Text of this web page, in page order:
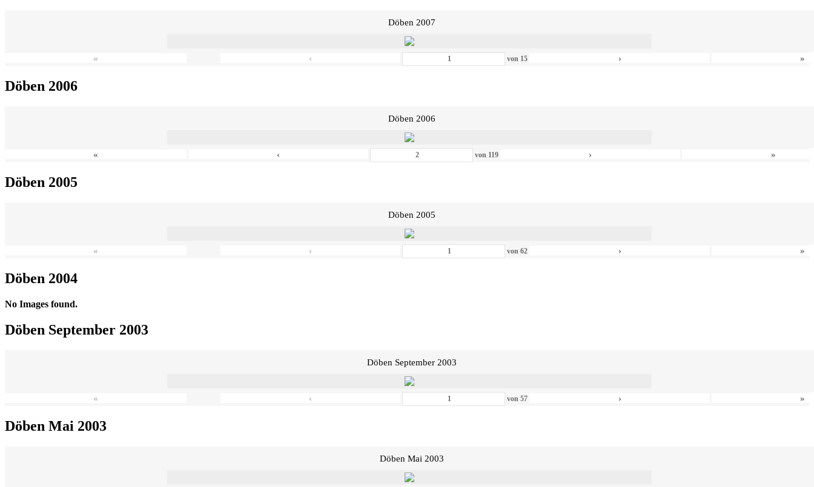
Döben 2007
« ‹ von 15 › »
Döben 2006
Döben 2006
« ‹ von 119 › »
Döben 2005
Döben 2005
« ‹ von62 › »
Döben 2004
No Images found.
Döben September 2003
Döben September 2003
« ‹ von57 › »
Döben Mai 2003
Döben Mai 2003